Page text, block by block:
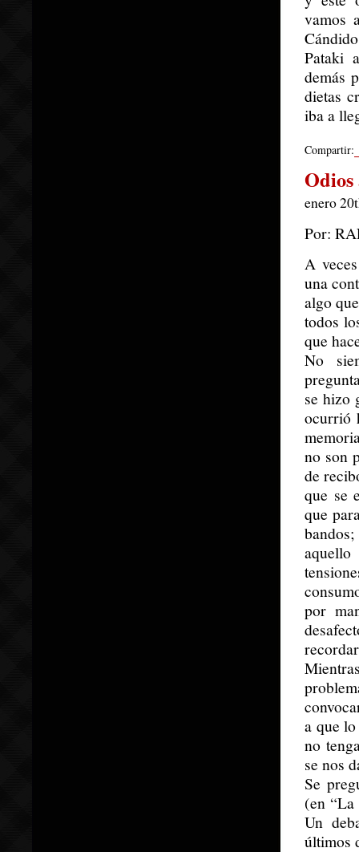
vamos
Pataki
demás
dietas
iba a
Compartir:
enero
Por:
A
una
algo
todos
que
No
se hizo
ocurrió
no son
de
que se
que
por
a que
no
se nos
Se
(en
Un
últimos